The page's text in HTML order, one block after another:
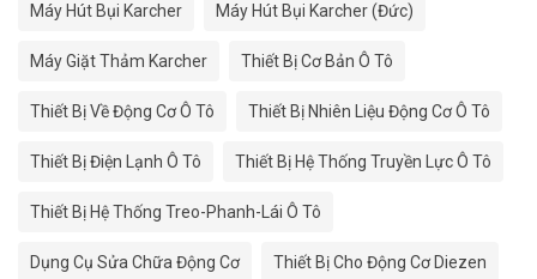
Máy Hút Bụi Karcher Máy Hút Bụi Karcher (Đức)
Máy Giặt Thảm Karcher Thiết Bị Cơ Bản Ô Tô
Thiết Bị Về Động Cơ Ô Tô Thiết Bị Nhiên Liệu Động Cơ Ô Tô
Thiết Bị Điện Lạnh Ô Tô Thiết Bị Hệ Thống Truyền Lực Ô Tô
Thiết Bị Hệ Thống Treo-Phanh-Lái Ô Tô
Dụng Cụ Sửa Chữa Động Cơ Thiết Bị Cho Động Cơ Diezen